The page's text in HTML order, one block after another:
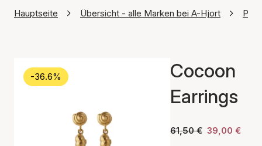
Hauptseite Übersicht - alle Marken bei A-Hjort
-36.6%
Cocoon
Earrings
61,50 € 39,00 €